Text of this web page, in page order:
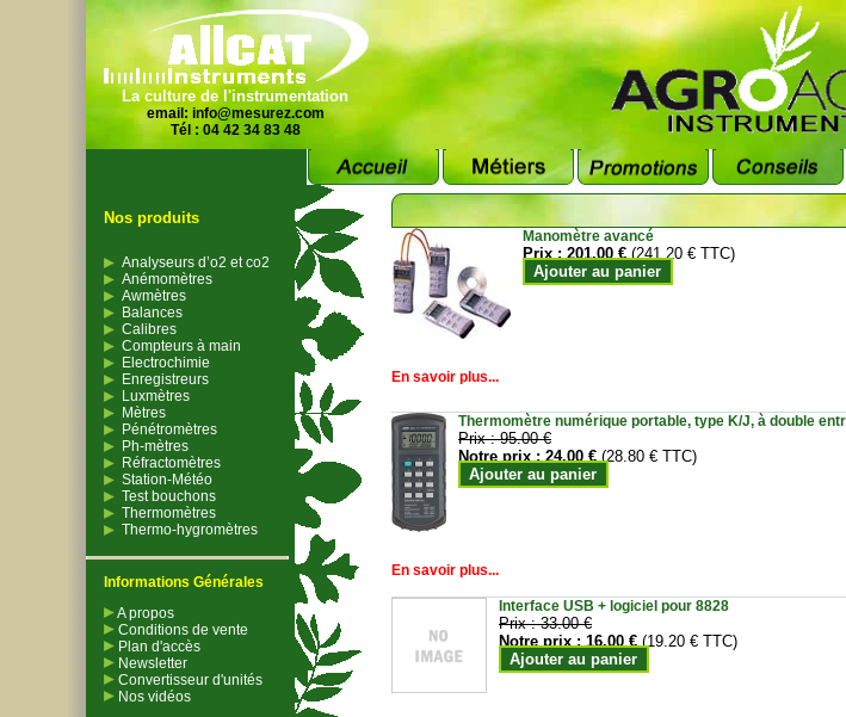
La culture de l'instrumentation
email: info@mesurez.com
Tél : 04 42 34 83 48
Nos produits
Analyseurs d’o2 et co2
Anémomètres
Awmètres
Balances
Calibres
Compteurs à main
Electrochimie
Enregistreurs
Luxmètres
Mètres
Pénétromètres
Ph-mètres
Réfractomètres
Station-Météo
Test bouchons
Thermomètres
Thermo-hygromètres
Informations Générales
A propos
Conditions de vente
Plan d'accès
Newsletter
Convertisseur d'unités
Nos vidéos
Manomètre avancé
Prix :201.00 € (241.20 € TTC)
Ajouter au panier
En savoir plus...
Thermomètre numérique portable, type K/J, à double
Prix :95.00 €
Notre prix :24.00 € (28.80 € TTC)
Ajouter au panier
En savoir plus...
Interface USB + logiciel pour 8828
Prix :33.00 €
Notre prix :16.00 € (19.20 € TTC)
Ajouter au panier